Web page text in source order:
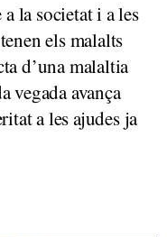
la societat i a les
els malalts
d’una malaltia
vegada avança
a les ajudes ja